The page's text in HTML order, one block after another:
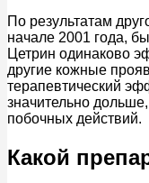
По результатам
начале 2001 года,
Цетрин одинаково
другие кожные
терапевтический
значительно
побочных действий.
Какой